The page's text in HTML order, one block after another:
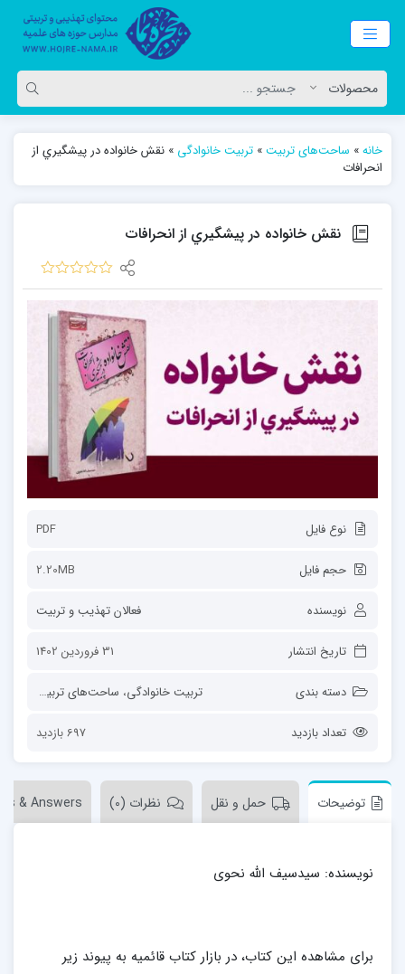
خانه» ساحت‌های تربیت» تربیت خانوادگی » نقش خانواده در پيشگيري از
انحرافات
نقش خانواده در پيشگيري از انحرافات
نوع فایل PDF
حجم فایل 2.20MB
نویسنده فعالان تهذیب و تربیت
تاریخ انتشار 31 فروردین 1402
دسته بندی تربیت خانوادگی، ساحت‌های تربیت
تعداد بازدید 697 بازدید
توضیحات حمل و نقل نظرات (0) & Answers
نویسنده: سیدسیف الله نحوی
برای مشاهده این کتاب، در بازار کتاب قائمیه به پیوند زیر